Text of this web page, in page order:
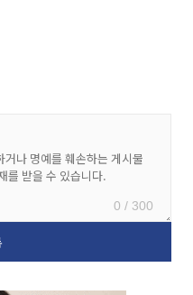
0 / 300